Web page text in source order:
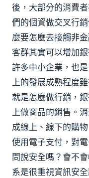
後，大部分的消費
們的個資做交叉行
麼要怎麼去接觸非
客群其實可以增加
許多中小企業，也
上的發展成熟程度
就是怎麼做行銷，
上做商品的銷售。
成線上、線下的購
使用電子支付，對
問說安全嗎？會不
系是很重視資訊安